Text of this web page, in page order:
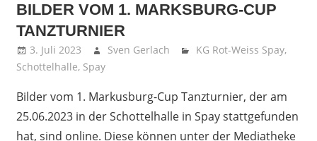
BILDER VOM 1. MARKSBURG-CUP
TANZTURNIER
3. Juli 2023 Sven Gerlach KG Rot-Weiss Spay,
Schottelhalle, Spay
Bilder vom 1. Markusburg-Cup Tanzturnier, der am
25.06.2023 in der Schottelhalle in Spay stattgefunden
hat, sind online. Diese können unter der Mediatheke